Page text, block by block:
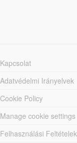
Kapcsolat
Adatvédelmi Irányelvek
Cookie Policy
Manage cookie settings
Felhasználási Feltételek